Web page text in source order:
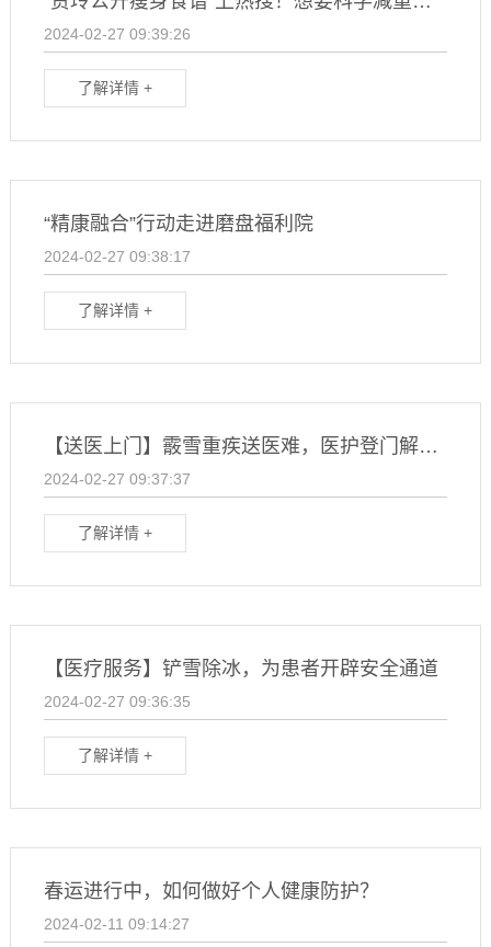
2024-02-27 09:39:26
了解详情 +
“精康融合”行动走进磨盘福利院
2024-02-27 09:38:17
了解详情 +
【送医上门】霰雪重疾送医难，医护登门解愁盼
2024-02-27 09:37:37
了解详情 +
【医疗服务】铲雪除冰，为患者开辟安全通道
2024-02-27 09:36:35
了解详情 +
春运进行中，如何做好个人健康防护？
2024-02-11 09:14:27